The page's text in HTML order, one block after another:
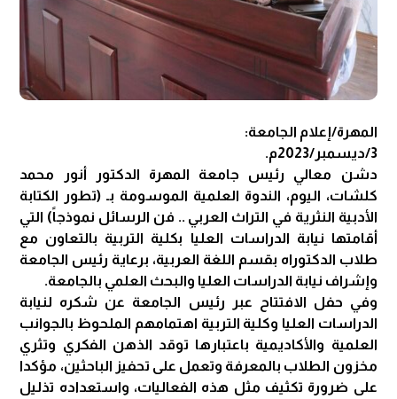
المهرة/إعلام الجامعة:
3/ديسمبر/2023م.
دشن معالي رئيس جامعة المهرة الدكتور أنور محمد
كلشات، اليوم، الندوة العلمية الموسومة بـ (تطور الكتابة
الأدبية النثرية في التراث العربي .. فن الرسائل نموذجاً) التي
أقامتها نيابة الدراسات العليا بكلية التربية بالتعاون مع
طلاب الدكتوراه بقسم اللغة العربية، برعاية رئيس الجامعة
وإشراف نيابة الدراسات العليا والبحث العلمي بالجامعة.
وفي حفل الافتتاح عبر رئيس الجامعة عن شكره لنيابة
الدراسات العليا وكلية التربية اهتمامهم الملحوظ بالجوانب
العلمية والأكاديمية باعتبارها توقد الذهن الفكري وتثري
مخزون الطلاب بالمعرفة وتعمل على تحفيز الباحثين، مؤكدا
على ضرورة تكثيف مثل هذه الفعاليات، واستعداده تذليل